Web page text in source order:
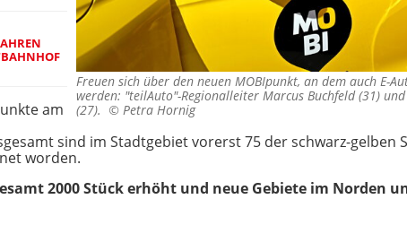
Freuen sich über den neuen MOBIpunkt, an dem auch E-
werden: "teilAuto"-Regionalleiter Marcus Buchfeld (31)
(27). © Petra Hornig
am
sind im Stadtgebiet vorerst 75 der schwarz-gelben
worden.
2000 Stück erhöht und neue Gebiete im Norden